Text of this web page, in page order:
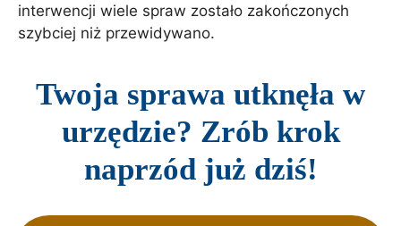
interwencji wiele spraw zostało zakończonych
szybciej niż przewidywano.
Twoja sprawa utknęła w
urzędzie? Zrób krok
naprzód już dziś!